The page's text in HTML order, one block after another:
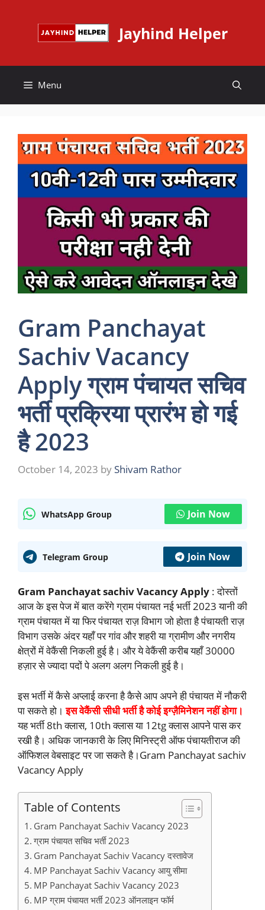
Jayhind Helper
Menu
Gram Panchayat
Sachiv Vacancy
Apply ग्राम पंचायत सचिव
भर्ती प्रक्रिया प्रारंभ हो गई
है 2023
October 14, 2023 by Shivam Rathor
WhatsApp Group Join Now
Telegram Group Join Now
Gram Panchayat sachiv Vacancy Apply : दोस्तों
आज के इस पेज में बात करेंगे ग्राम पंचायत नई भर्ती 2023 यानी की
ग्राम पंचायत में या फिर पंचायत राज़ विभाग जो होता है पंचायती राज़
विभाग उसके अंदर यहाँ पर गांव और शहरी या ग्रामीण और नगरीय
क्षेत्रों में वेकैंसी निकली हुई है। और ये वेकैंसी करीब यहाँ 30000
हज़ार से ज्यादा पदों पे अलग अलग निकली हुई है।
इस भर्ती में कैसे अप्लाई करना है कैसे आप अपने ही पंचायत में नौकरी
पा सकते हो।इस वेकैंसी सीधी भर्ती है कोई इग्ज़ैमिनेशन नहीं होगा।
यह भर्ती 8th क्लास, 10th क्लास या 12tg क्लास आपने पास कर
रखी है। अधिक जानकारी के लिए मिनिस्ट्री ऑफ पंचायतीराज की
ऑफिशल वेबसाइट पर जा सकते है।Gram Panchayat sachiv
Vacancy Apply
Table of Contents
Gram Panchayat Sachiv Vacancy 2023
ग्राम पंचायत सचिव भर्ती 2023
Gram Panchayat Sachiv Vacancy दस्तावेज
MP Panchayat Sachiv Vacancy आयु सीमा
MP Panchayat Sachiv Vacancy 2023
MP ग्राम पंचायत भर्ती 2023 ऑनलाइन फॉर्म